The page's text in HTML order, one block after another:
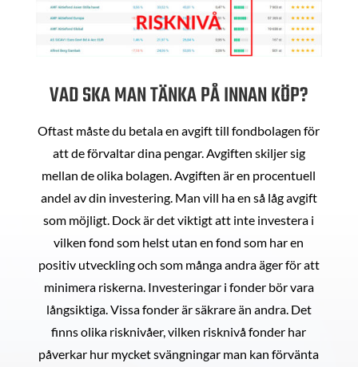
VAD SKA MAN TÄNKA PÅ INNAN KÖP?
Oftast måste du betala en avgift till fondbolagen för
att de förvaltar dina pengar. Avgiften skiljer sig
mellan de olika bolagen. Avgiften är en procentuell
andel av din investering. Man vill ha en så låg avgift
som möjligt. Dock är det viktigt att inte investera i
vilken fond som helst utan en fond som har en
positiv utveckling och som många andra äger för att
minimera riskerna. Investeringar i fonder bör vara
långsiktiga. Vissa fonder är säkrare än andra. Det
finns olika risknivåer, vilken risknivå fonder har
påverkar hur mycket svängningar man kan förvänta